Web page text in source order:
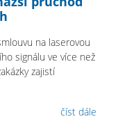
na laserovou
signálu ve více než
zajistí
číst dále